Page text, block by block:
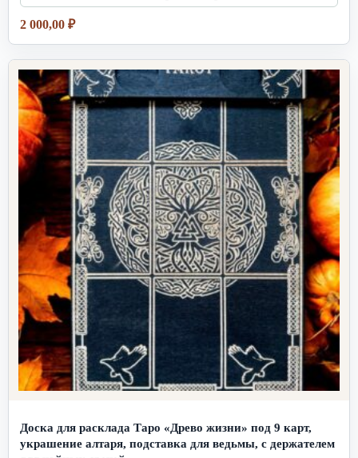
2 000,00 ₽
Доска для расклада Таро «Древо жизни» под 9 карт,
украшение алтаря, подставка для ведьмы, с держателем